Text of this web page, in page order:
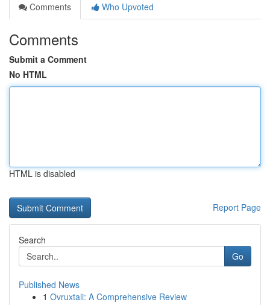
Comments
Who Upvoted
Comments
Submit a Comment
No HTML
HTML is disabled
Report Page
Search
Go
Published News
1 Ovruxtali: A Comprehensive Review